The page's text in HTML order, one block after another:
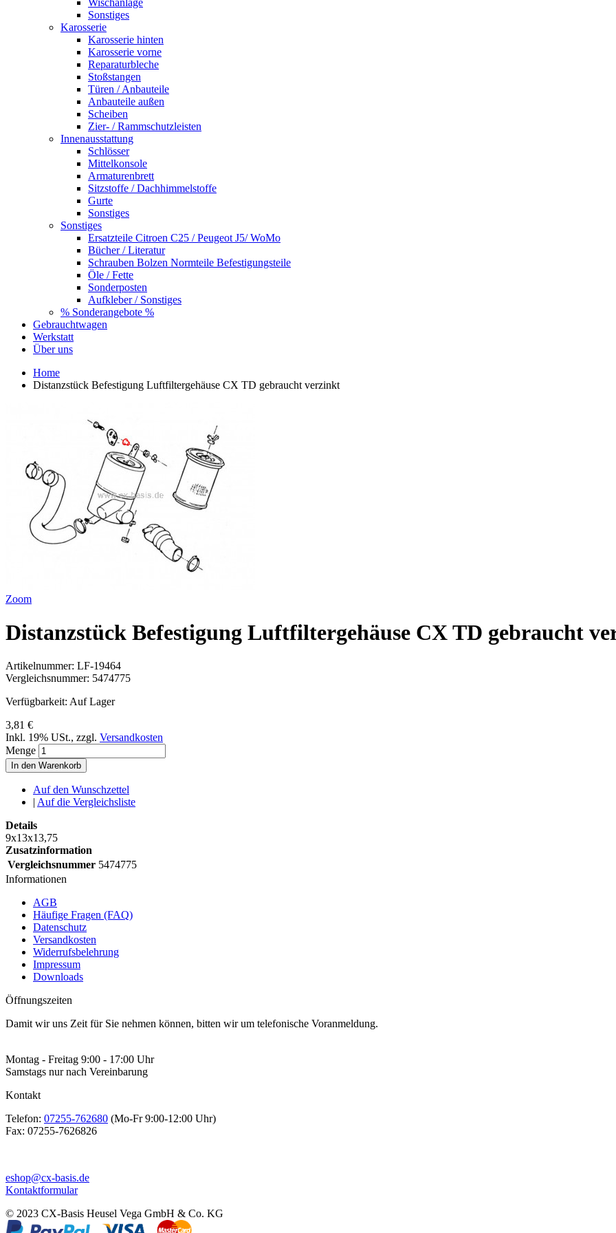
Sonstiges
Karosserie
Karosserie hinten
Karosserie vorne
Reparaturbleche
Stoßstangen
Türen / Anbauteile
Anbauteile außen
Scheiben
Zier- / Rammschutzleisten
Innenausstattung
Schlösser
Mittelkonsole
Armaturenbrett
Sitzstoffe / Dachhimmelstoffe
Gurte
Sonstiges
Sonstiges
Ersatzteile Citroen C25 / Peugeot J5/ WoMo
Bücher / Literatur
Schrauben Bolzen Normteile Befestigungsteile
Öle / Fette
Sonderposten
Aufkleber / Sonstiges
% Sonderangebote %
Gebrauchtwagen
Werkstatt
Über uns
Home
Distanzstück Befestigung Luftfiltergehäuse CX TD gebraucht verzinkt
Zoom
Distanzstück Befestigung Luftfiltergehäuse CX TD gebraucht
Artikelnummer: LF-19464
Vergleichsnummer: 5474775
Verfügbarkeit: Auf Lager
3,81 €
Inkl. 19% USt., zzgl. Versandkosten
Menge
In den Warenkorb
Auf den Wunschzettel
| Auf die Vergleichsliste
Details
9x13x13,75
Zusatzinformation
Vergleichsnummer 5474775
Informationen
AGB
Häufige Fragen (FAQ)
Datenschutz
Versandkosten
Widerrufsbelehrung
Impressum
Downloads
Öffnungszeiten
Damit wir uns Zeit für Sie nehmen können, bitten wir um telefonische Voranmeldung.
Montag - Freitag 9:00 - 17:00 Uhr
Samstags nur nach Vereinbarung
Kontakt
Telefon: 07255-762680 (Mo-Fr 9:00-12:00 Uhr)
Fax: 07255-7626826
eshop@cx-basis.de
Kontaktformular
© 2023 CX-Basis Heusel Vega GmbH & Co. KG